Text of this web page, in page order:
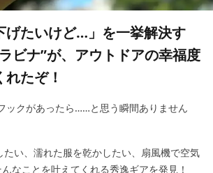
げたいけど…」を一挙解決す
ビナ”が、アウトドアの幸福度
れたぞ！
ックがあったら……と思う瞬間ありません
たい、濡れた服を乾かしたい、扇風機で空気
なことを叶えてくれる秀逸ギアを発見！